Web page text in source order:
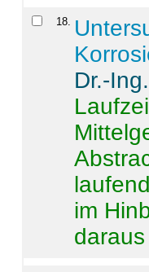
18
Dr.-
im